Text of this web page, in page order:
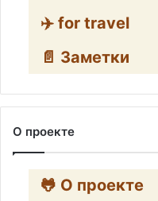
✈️ for travel
📄 Заметки
О проекте
🐸 О проекте